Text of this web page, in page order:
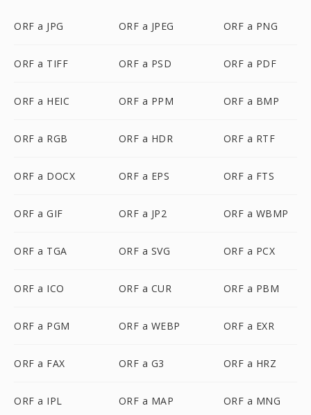
ORF a JPG ORF a JPEG ORF a PNG
ORF a TIFF ORF a PSD ORF a PDF
ORF a HEIC ORF a PPM ORF a BMP
ORF a RGB ORF a HDR ORF a RTF
ORF a DOCX ORF a EPS ORF a FTS
ORF a GIF ORF a JP2 ORF a WBMP
ORF a TGA ORF a SVG ORF a PCX
ORF a ICO ORF a CUR ORF a PBM
ORF a PGM ORF a WEBP ORF a EXR
ORF a FAX ORF a G3 ORF a HRZ
ORF a IPL ORF a MAP ORF a MNG